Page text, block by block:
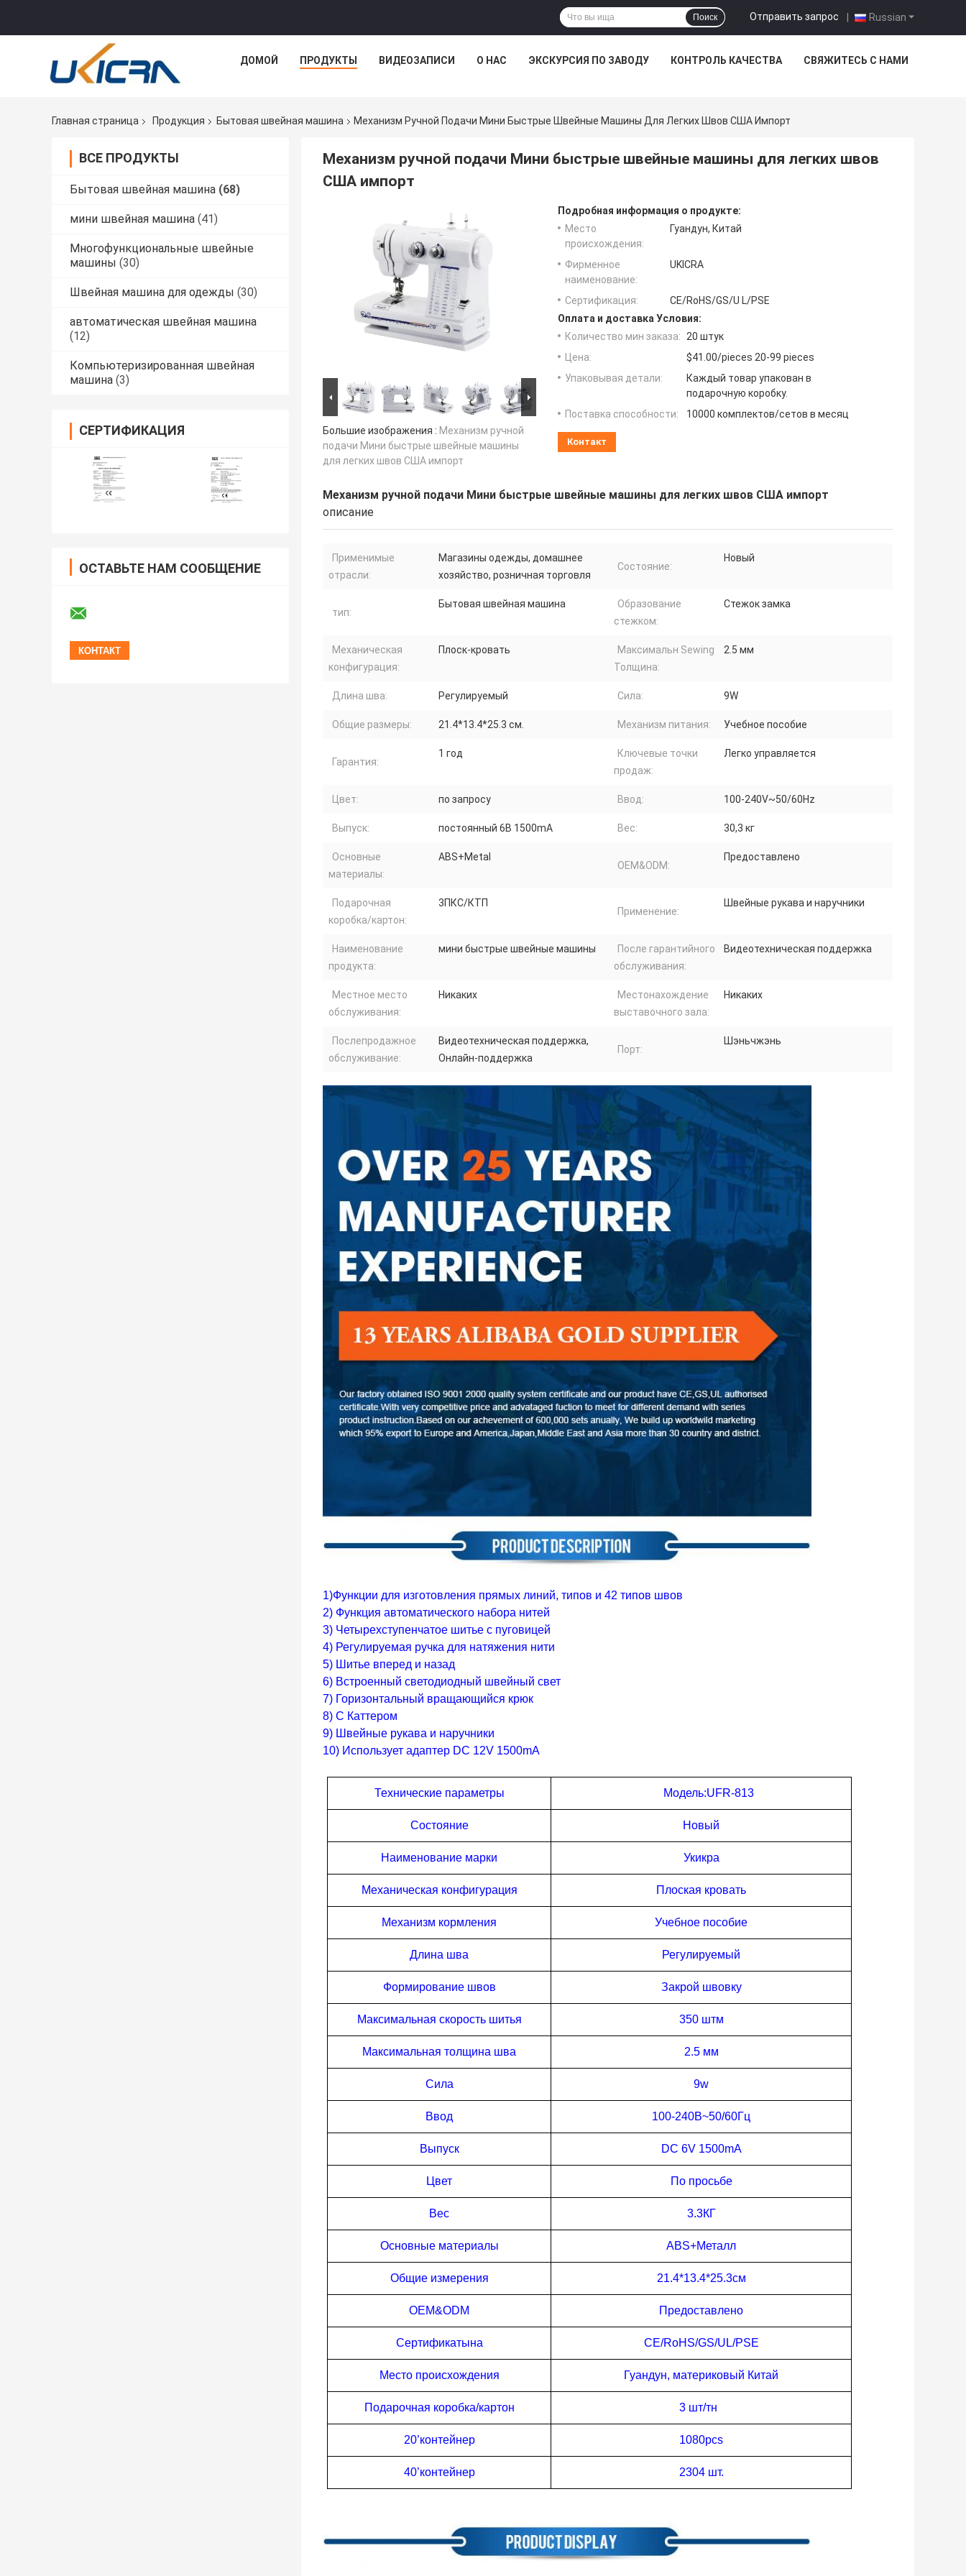
Russian
Отправить запрос |
Поиск
ДОМОЙ ПРОДУКТЫ ВИДЕОЗАПИСИ О НАС ЭКСКУРСИЯ ПО ЗАВОДУ КОНТРОЛЬ КАЧЕСТВА СВЯЖИТЕСЬ С НАМИ
Главная страница Продукция Бытовая швейная машина Механизм Ручной Подачи Мини Быстрые Швейные Машины Для Легких Швов США Импорт
ВСЕ ПРОДУКТЫ
Бытовая швейная машина (68)
мини швейная машина (41)
Многофункциональные швейные
машины (30)
Швейная машина для одежды (30)
автоматическая швейная машина
(12)
Компьютеризированная швейная
машина (3)
СЕРТИФИКАЦИЯ
ОСТАВЬТЕ НАМ СООБЩЕНИЕ
Механизм ручной подачи Мини быстрые швейные машины для легких швов
США импорт
Большие изображения : Механизм ручной
подачи Мини быстрые швейные машины
для легких швов США импорт
Подробная информация о продукте:
Место
происхождения:
Гуандун, Китай
Фирменное
наименование:
UKICRA
Сертификация:
CE/RoHS/GS/U L/PSE
Оплата и доставка Условия:
Количество мин заказа: 20 штук
Цена:
$41.00/pieces 20-99 pieces
Упаковывая детали:
Каждый товар упакован в
подарочную коробку.
Поставка способности:
10000 комплектов/сетов в месяц
Контакт
Механизм ручной подачи Мини быстрые швейные машины для легких швов США импорт
описание
Применимые
отрасли:
Магазины одежды, домашнее
хозяйство, розничная торговля
Состояние:
Новый
тип:
Бытовая швейная машина
Образование
стежком:
Стежок замка
Механическая
конфигурация:
Плоск-кровать
Максимальн Sewing
Толщина:
2.5 мм
Длина шва: Регулируемый Сила: 9W
Общие размеры: 21.4*13.4*25.3 см. Механизм питания: Учебное пособие
Гарантия:
1 год
Ключевые точки
продаж:
Легко управляется
Цвет: по запросу Ввод: 100-240V~50/60Hz
Выпуск: постоянный 6В 1500mA Вес: 30,3 кг
Основные
материалы:
ABS+Metal
OEM&ODM:
Предоставлено
Подарочная
коробка/картон:
3ПКС/КТП
Применение:
Швейные рукава и наручники
Наименование
продукта:
мини быстрые швейные машины
После гарантийного
обслуживания:
Видеотехническая поддержка
Местное место
обслуживания:
Никаких
Местонахождение
выставочного зала:
Никаких
Послепродажное
обслуживание:
Видеотехническая поддержка,
Онлайн-поддержка
Порт:
Шэньчжэнь
1)Функции для изготовления прямых линий, типов и 42 типов швов
2) Функция автоматического набора нитей
3) Четырехступенчатое шитье с пуговицей
4) Регулируемая ручка для натяжения нити
5) Шитье вперед и назад
6) Встроенный светодиодный швейный свет
7) Горизонтальный вращающийся крюк
8) С Каттером
9) Швейные рукава и наручники
10) Использует адаптер DC 12V 1500mA
Технические параметры Модель:UFR-813
Состояние Новый
Наименование марки Укикра
Механическая конфигурация Плоская кровать
Механизм кормления Учебное пособие
Длина шва Регулируемый
Формирование швов Закрой швовку
Максимальная скорость шитья 350 штм
Максимальная толщина шва 2.5 мм
Сила 9w
Ввод 100-240В~50/60Гц
Выпуск DC 6V 1500mA
Цвет По просьбе
Вес 3.3КГ
Основные материалы ABS+Металл
Общие измерения 21.4*13.4*25.3см
OEM&ODM Предоставлено
Сертификатына CE/RoHS/GS/UL/PSE
Место происхождения Гуандун, материковый Китай
Подарочная коробка/картон 3 шт/тн
20’контейнер 1080pcs
40’контейнер 2304 шт.